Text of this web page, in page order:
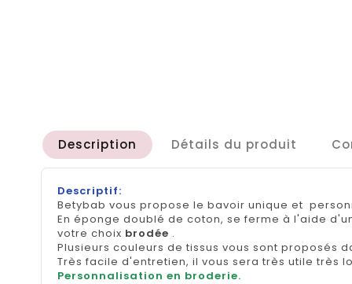
Description Détails du produit
Descriptif:
Betybab vous propose le bavoir unique et
En éponge doublé de coton, se ferme à l'aide
votre choix brodée .
Plusieurs couleurs de tissus vous sont proposés
Très facile d'entretien, il vous sera très utile très
Personnalisation en broderie.